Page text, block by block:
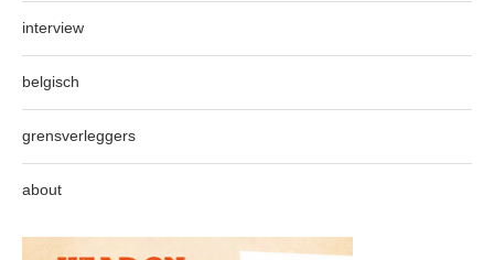
interview
belgisch
grensverleggers
about